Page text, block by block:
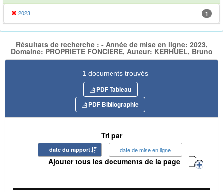
2023 1
Résultats de recherche : - Année de mise en ligne: 2023,
Domaine: PROPRIETE FONCIERE, Auteur: KERHUEL, Bruno
1 documents trouvés
PDF Tableau
PDF Bibliographie
Tri par
date du rapport date de mise en ligne
Ajouter tous les documents de la page